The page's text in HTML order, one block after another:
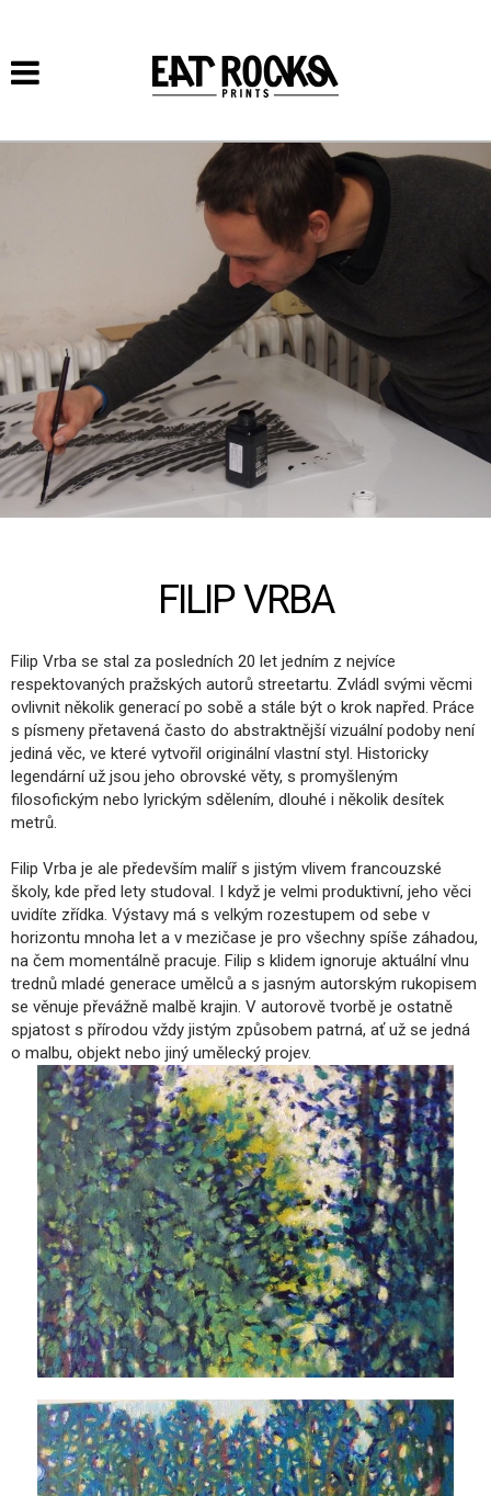
obsahu
FILIP VRBA
Filip Vrba se stal za posledních 20 let jedním z nejvíce
respektovaných pražských autorů streetartu. Zvládl svými věcmi
ovlivnit několik generací po sobě a stále být o krok napřed. Práce
s písmeny přetavená často do abstraktnější vizuální podoby není
jediná věc, ve které vytvořil originální vlastní styl. Historicky
legendární už jsou jeho obrovské věty, s promyšleným
filosofickým nebo lyrickým sdělením, dlouhé i několik desítek
metrů.
Filip Vrba je ale především malíř s jistým vlivem francouzské
školy, kde před lety studoval. I když je velmi produktivní, jeho věci
uvidíte zřídka. Výstavy má s velkým rozestupem od sebe v
horizontu mnoha let a v mezičase je pro všechny spíše záhadou,
na čem momentálně pracuje. Filip s klidem ignoruje aktuální vlnu
trednů mladé generace umělců a s jasným autorským rukopisem
se věnuje převážně malbě krajin. V autorově tvorbě je ostatně
spjatost s přírodou vždy jistým způsobem patrná, ať už se jedná
o malbu, objekt nebo jiný umělecký projev.